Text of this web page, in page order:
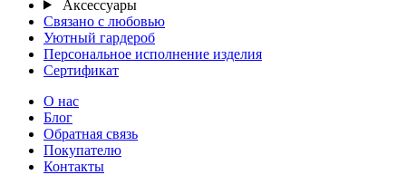
Аксессуары
Связано с любовью
Уютный гардероб
Персональное исполнение изделия
Сертификат
О нас
Блог
Обратная связь
Покупателю
Контакты